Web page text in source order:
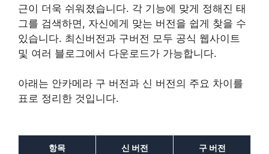
근이 더욱 쉬워졌습니다. 각 기능에 맞게 정해진 태
그를 검색하면, 자신에게 맞는 버전을 쉽게 찾을 수
있습니다. 최신버전과 구버전 모두 공식 웹사이트
및 여러 블로그에서 다운로드가 가능합니다.
아래는 안카메라 구 버전과 신 버전의 주요 차이를
표로 정리한 것입니다.
항목 신 버전 구 버전